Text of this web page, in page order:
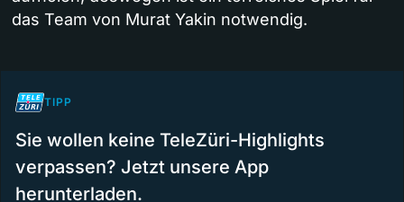
das Team von Murat Yakin notwendig.
TIPP
Sie wollen keine TeleZüri-Highlights
verpassen? Jetzt unsere App
herunterladen.